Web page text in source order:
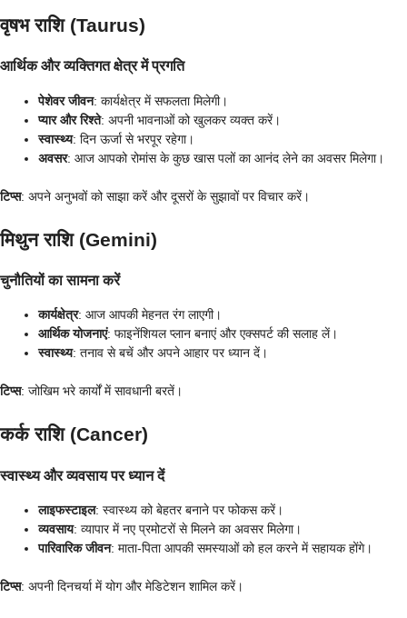
वृषभ राशि (Taurus)
आर्थिक और व्यक्तिगत क्षेत्र में प्रगति
पेशेवर जीवन: कार्यक्षेत्र में सफलता मिलेगी।
प्यार और रिश्ते: अपनी भावनाओं को खुलकर व्यक्त करें।
स्वास्थ्य: दिन ऊर्जा से भरपूर रहेगा।
अवसर: आज आपको रोमांस के कुछ खास पलों का आनंद लेने का अवसर मिलेगा।
टिप्स: अपने अनुभवों को साझा करें और दूसरों के सुझावों पर विचार करें।
मिथुन राशि (Gemini)
चुनौतियों का सामना करें
कार्यक्षेत्र: आज आपकी मेहनत रंग लाएगी।
आर्थिक योजनाएं: फाइनेंशियल प्लान बनाएं और एक्सपर्ट की सलाह लें।
स्वास्थ्य: तनाव से बचें और अपने आहार पर ध्यान दें।
टिप्स: जोखिम भरे कार्यों में सावधानी बरतें।
कर्क राशि (Cancer)
स्वास्थ्य और व्यवसाय पर ध्यान दें
लाइफस्टाइल: स्वास्थ्य को बेहतर बनाने पर फोकस करें।
व्यवसाय: व्यापार में नए प्रमोटरों से मिलने का अवसर मिलेगा।
पारिवारिक जीवन: माता-पिता आपकी समस्याओं को हल करने में सहायक होंगे।
टिप्स: अपनी दिनचर्या में योग और मेडिटेशन शामिल करें।